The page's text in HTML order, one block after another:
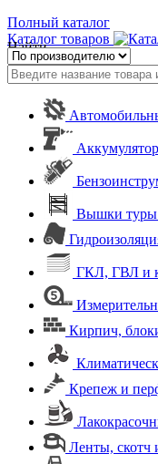
Полный каталог
Каталог товаров
Найти
Вышки туры
ГКЛ, ГВЛ и
Кирпич,
Крепеж и
Ленты, скотч